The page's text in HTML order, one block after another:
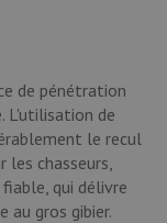
de pénétration
L'utilisation de
le recul
les chasseurs,
qui délivre
au gros gibier.